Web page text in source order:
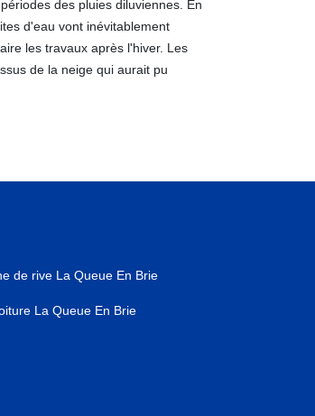
des pluies diluviennes. En
d'eau vont inévitablement
les travaux après l'hiver. Les
de la neige qui aurait pu
de rive La Queue En Brie
La Queue En Brie